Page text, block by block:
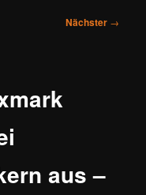
Nächster →
aus –